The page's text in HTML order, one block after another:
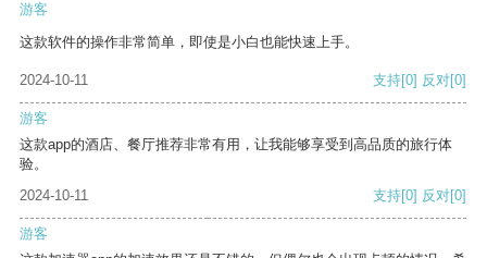
游客
这款软件的操作非常简单，即使是小白也能快速上手。
2024-10-11 支持[0] 反对[0]
游客
这款app的酒店、餐厅推荐非常有用，让我能够享受到高品质的旅行体
验。
2024-10-11
支持[0] 反对[0]
游客